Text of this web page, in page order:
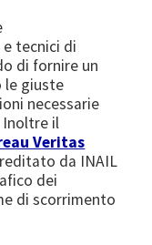
tecnici di
di fornire un
le giuste
necessarie
Inoltre il
Veritas
da INAIL
dei
di scorrimento